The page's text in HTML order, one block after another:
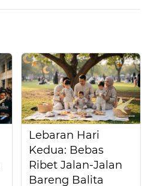
Lebaran Hari
Kedua: Bebas
Ribet Jalan-Jalan
Bareng Balita